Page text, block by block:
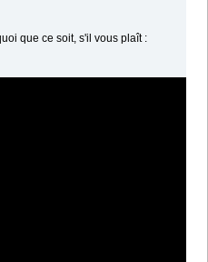
que ce soit, s'il vous plaît :